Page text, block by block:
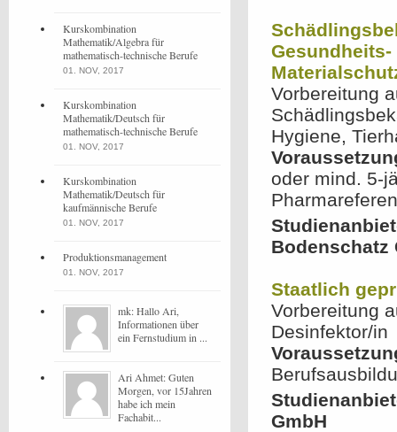
Vorbereitung
Hygiene,
oder mind. 5-
Bodenschatz
Staatlich
Vorbereitung
Desinfektor/in
GmbH
Kurskombination
Mathematik/Algebra für
mathematisch-technische Berufe
01. NOV, 2017
Kurskombination
Mathematik/Deutsch für
mathematisch-technische Berufe
01. NOV, 2017
Kurskombination
Mathematik/Deutsch für
kaufmännische Berufe
01. NOV, 2017
Produktionsmanagement
01. NOV, 2017
mk: Hallo Ari,
Informationen über
ein Fernstudium in ...
Ari Ahmet: Guten
Morgen, vor 15Jahren
habe ich mein
Fachabit...